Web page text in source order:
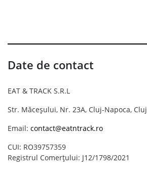
Date de contact
EAT & TRACK S.R.L
Str. Măceșului, Nr. 23A, Cluj-Napoca, Cluj
Email: contact@eatntrack.ro
CUI: RO39757359
Registrul Comerțului: J12/1798/2021